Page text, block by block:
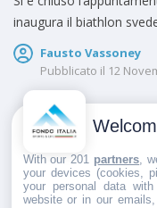
inaugura il biathlon
Fausto Vassoney
Pubblicato il 12
With our 201 partners ,
your devices (cookies,
your personal data
website or in our